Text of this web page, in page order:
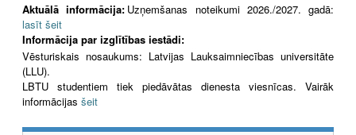
Aktuālā informācija: Uzņemšanas noteikumi 2026./2027. gadā:
lasīt šeit
Informācija par izglītības iestādi:
Vēsturiskais nosaukums: Latvijas Lauksaimniecības universitāte
(LLU).
LBTU studentiem tiek piedāvātas dienesta viesnīcas. Vairāk
informācijas šeit